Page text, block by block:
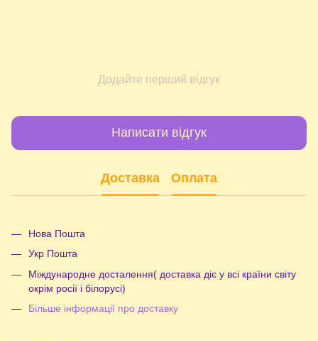
Додайте перший відгук
Написати відгук
Доставка Оплата
Нова Пошта
Укр Пошта
Міждународне досталення( доставка діє у всі країни світу
окрім росії і білорусі)
Більше інформації про доставку